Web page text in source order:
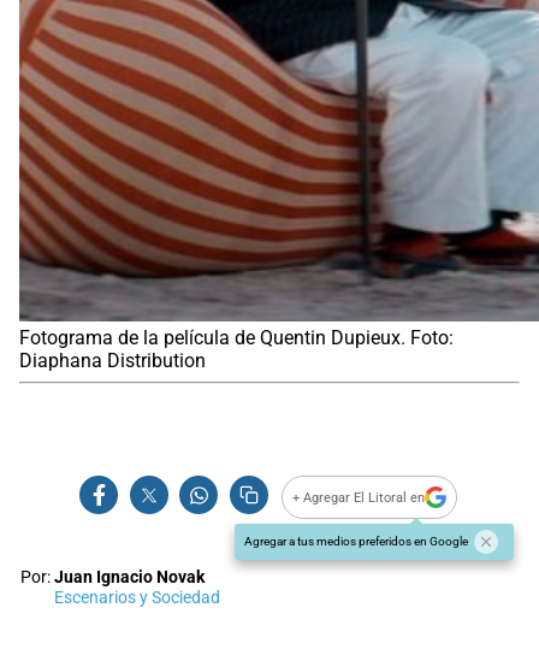
Fotograma de la película de Quentin Dupieux. Foto:
Diaphana Distribution
+ Agregar El Litoral en
Agregar a tus medios preferidos en Google
Por:Juan Ignacio Novak
Escenarios y Sociedad